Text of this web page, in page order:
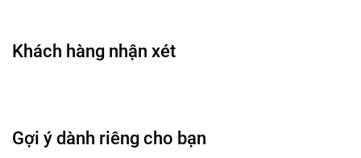
quy trình kiểm tra nghiêm ngặt để đảm bảo
cảm giác chân thật và sự bảo vệ. Người dùng
Khách hàng nhận xét
Gợi ý dành riêng cho bạn